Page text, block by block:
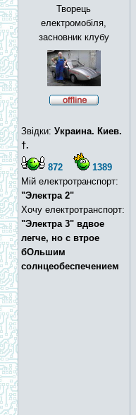
Творець
електромобіля,
засновник клубу
Звідки: Украина. Киев.
†.
872
1389
Мій електротранспорт:
"Электра 2"
Хочу електротранспорт:
"Электра 3" вдвое
легче, но с втрое
бОльшим
солнцеобеспечением